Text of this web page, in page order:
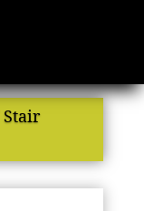
Stair